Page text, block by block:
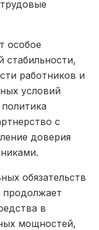
особое
стабильности,
работников и
условий
с
доверия
обязательств
продолжает
в
мощностей,